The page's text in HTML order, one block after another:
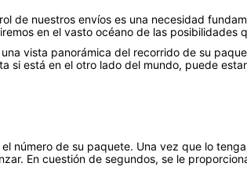
de nuestros envíos es una necesidad
en el vasto océano de las posibilidades
vista panorámica del recorrido de su
si está en el otro lado del mundo, puede
número de su paquete. Una vez que lo
En cuestión de segundos, se le